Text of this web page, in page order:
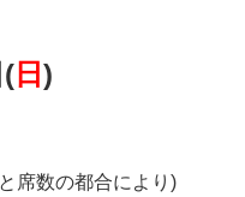
( 日 )
席数の都合により)